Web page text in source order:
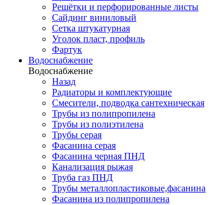
Решётки и перфорированные листы
Сайдинг виниловый
Сетка штукатурная
Уголок пласт, профиль
Фартук
Водоснабжение
Водоснабжение
Назад
Радиаторы и комплектующие
Смесители, подводка сантехническая
Трубы из полипропилена
Трубы из полиэтилена
Трубы серая
Фасанина серая
Фасанина черная ПНД
Канализация рыжая
Труба газ ПНД
Трубы металлопластиковые,фасанина
Фасанина из полипропилена